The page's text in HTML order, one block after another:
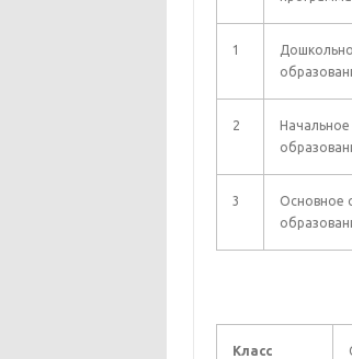
1
2
3
Основное
Класс